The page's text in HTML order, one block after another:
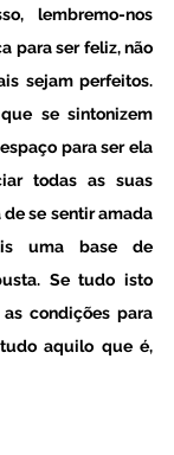
lembremo-nos
para ser feliz, não
sejam perfeitos.
se sintonizem
para ser ela
todas as suas
se sentir amada
uma base de
Se tudo isto
condições para
aquilo que é,